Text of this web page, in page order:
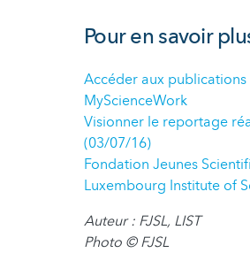
Pour en savoir
Accéder aux
MyScienceWork
Visionner le reportage
(03/07/16)
Fondation Jeunes
Luxembourg Institute of
Auteur : FJSL, LIST
Photo © FJSL